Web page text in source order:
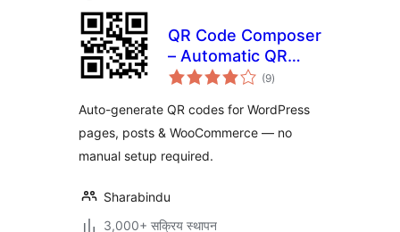
QR Code Composer
– Automatic QR
Code Generator
(9कुल
दर)
Auto-generate QR codes for WordPress
pages, posts & WooCommerce — no
manual setup required.
Sharabindu
3,000+ सक्रिय स्थापन